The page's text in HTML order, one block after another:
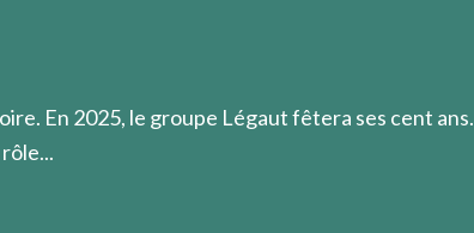
En 2025, le groupe Légaut fêtera ses cent ans.